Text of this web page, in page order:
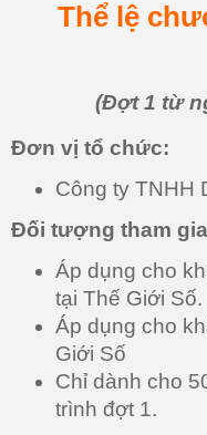
Thể lệ
(Đợt 1 từ
Đơn vị tổ chức:
Công ty TNHH
Đối tượng tham
Áp dụng cho
tại Thế Giới Số.
Áp dụng cho
Giới Số
Chỉ dành cho
trình đợt 1.